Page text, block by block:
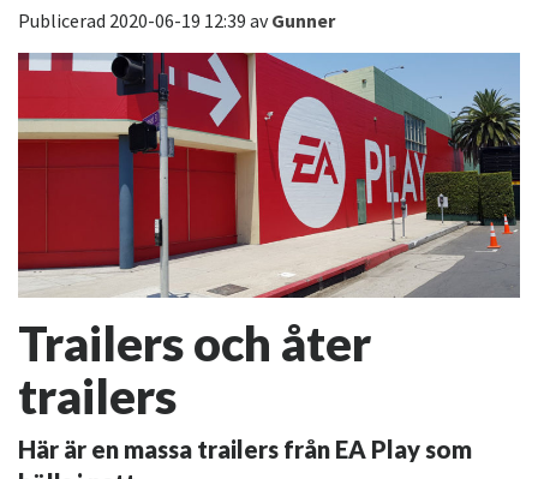
Publicerad 2020-06-19 12:39 avGunner
Trailers och åter
trailers
Här är en massa trailers från EA Play som